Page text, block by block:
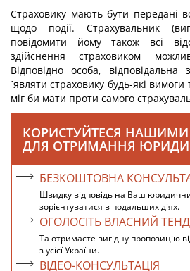
Страховику мають бути передані
щодо події. Страхувальник
повідомити йому також всі
здійснення страховиком
Відповідно особа,
´являти страховику будь-які
міг би мати проти самого
КОРИСТУЙТЕСЯ НАШИМИ
ДЛЯ ОТРИМАННЯ
БЕЗКОШТОВНА
Швидку відповідь на Ваш
зорієнтуватися в подальших діях.
ОГОЛОСІТЬ ВЛАСНИЙ
Та отримаєте вигідну пропозицію
з усієї України.
ВІДЕО-КОНСУЛЬТАЦІЯ